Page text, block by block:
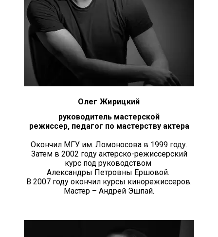
Олег Жирицкий
руководитель мастерской
режиссер, педагог по мастерству актера
Окончил МГУ им. Ломоносова в 1999 году.
Затем в 2002 году актерско-режиссерский
курс под руководством
Александры Петровны Ершовой.
В 2007 году окончил курсы кинорежиссеров.
Мастер – Андрей Эшпай.